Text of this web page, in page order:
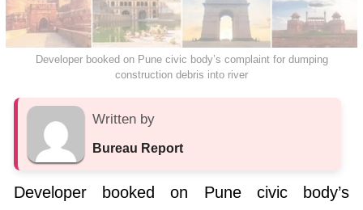
Developer booked on Pune civic body’s complaint for dumping
construction debris into river
Written by
Bureau Report
Developer booked on Pune civic body’s